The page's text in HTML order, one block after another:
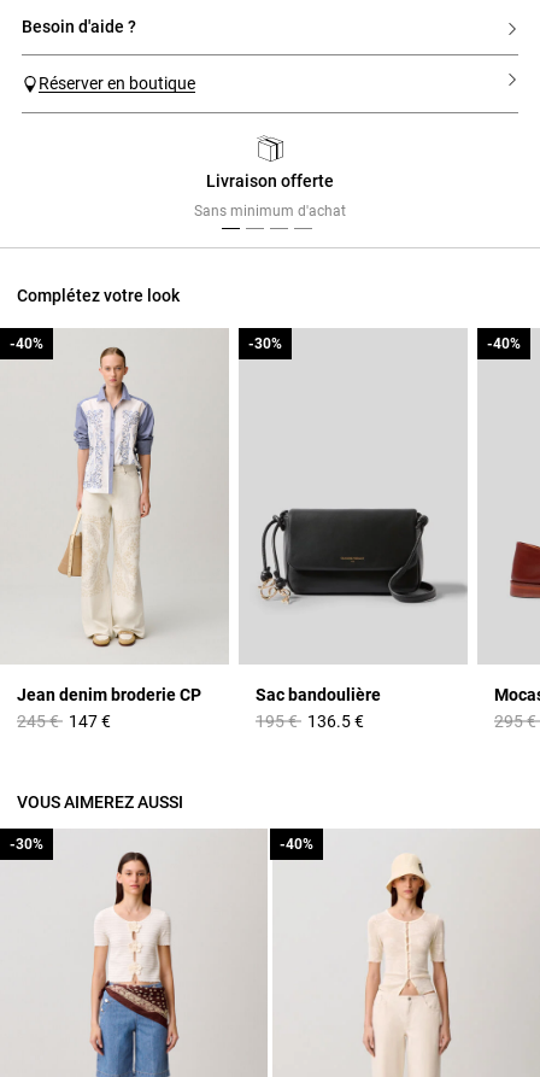
besoin d'aide ?
Réserver en boutique
Livraison offerte
Sans minimum d'achat
Complétez votre look
Jean denim broderie CP
Prix réduit à partir de
245 €à
-40%
147 €
-40%
Sac bandoulière
Prix réduit à partir de
195 €à
-30%
136.5 €
-30%
Prix
295 €
-40%
-40%
VOUS AIMEREZ AUSSI
-30%
-30% -40%
-40%